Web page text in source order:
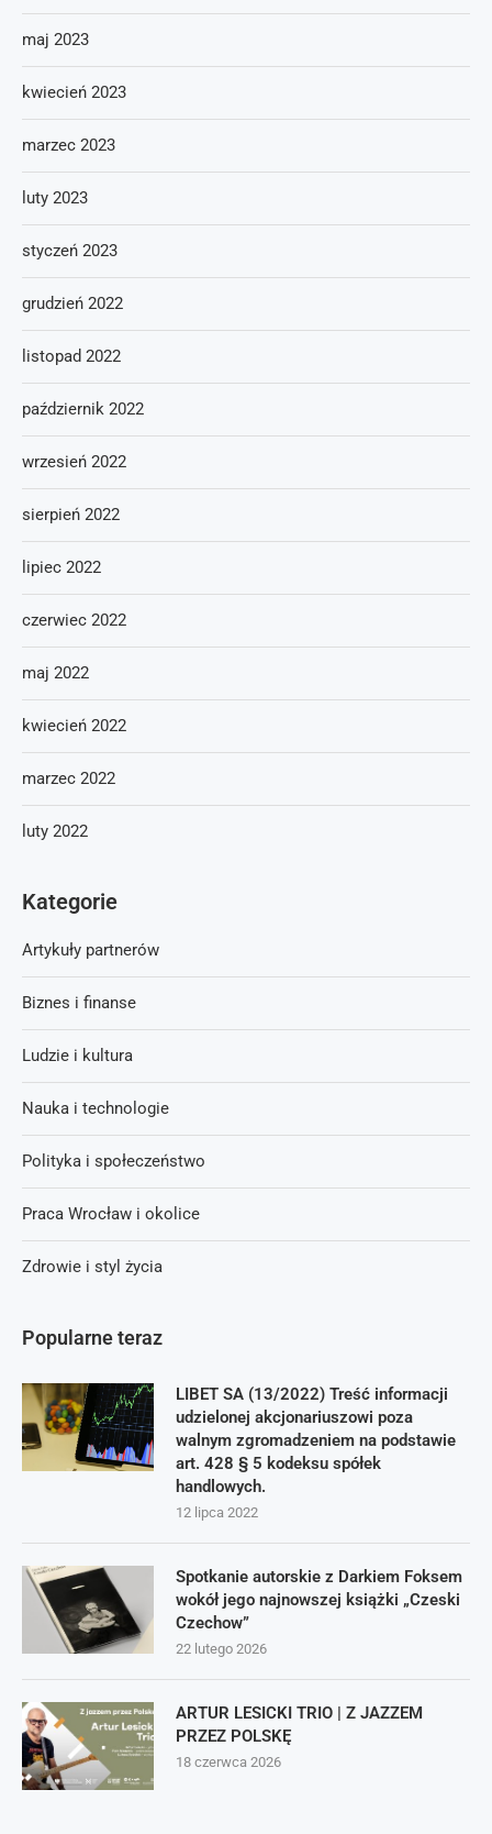
Popularne teraz
LIBET SA (13/2022) Treść informacji
udzielonej akcjonariuszowi poza
walnym zgromadzeniem na podstawie
art. 428 § 5 kodeksu spółek
handlowych.
12 lipca 2022
Spotkanie autorskie z Darkiem Foksem
wokół jego najnowszej książki „Czeski
Czechow”
22 lutego 2026
ARTUR LESICKI TRIO | Z JAZZEM
PRZEZ POLSKĘ
18 czerwca 2026
maj 2023
kwiecień 2023
marzec 2023
luty 2023
styczeń 2023
grudzień 2022
listopad 2022
październik 2022
wrzesień 2022
sierpień 2022
lipiec 2022
czerwiec 2022
maj 2022
kwiecień 2022
marzec 2022
luty 2022
Kategorie
Artykuły partnerów
Biznes i finanse
Ludzie i kultura
Nauka i technologie
Polityka i społeczeństwo
Praca Wrocław i okolice
Zdrowie i styl życia